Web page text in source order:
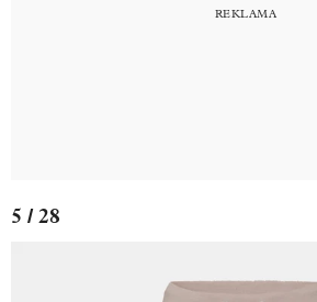
5 / 28